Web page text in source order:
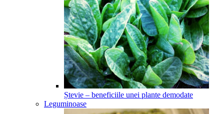
Ștevie – beneficiile unei plante demodate
Leguminoase